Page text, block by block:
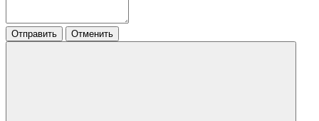
Отправить Отменить